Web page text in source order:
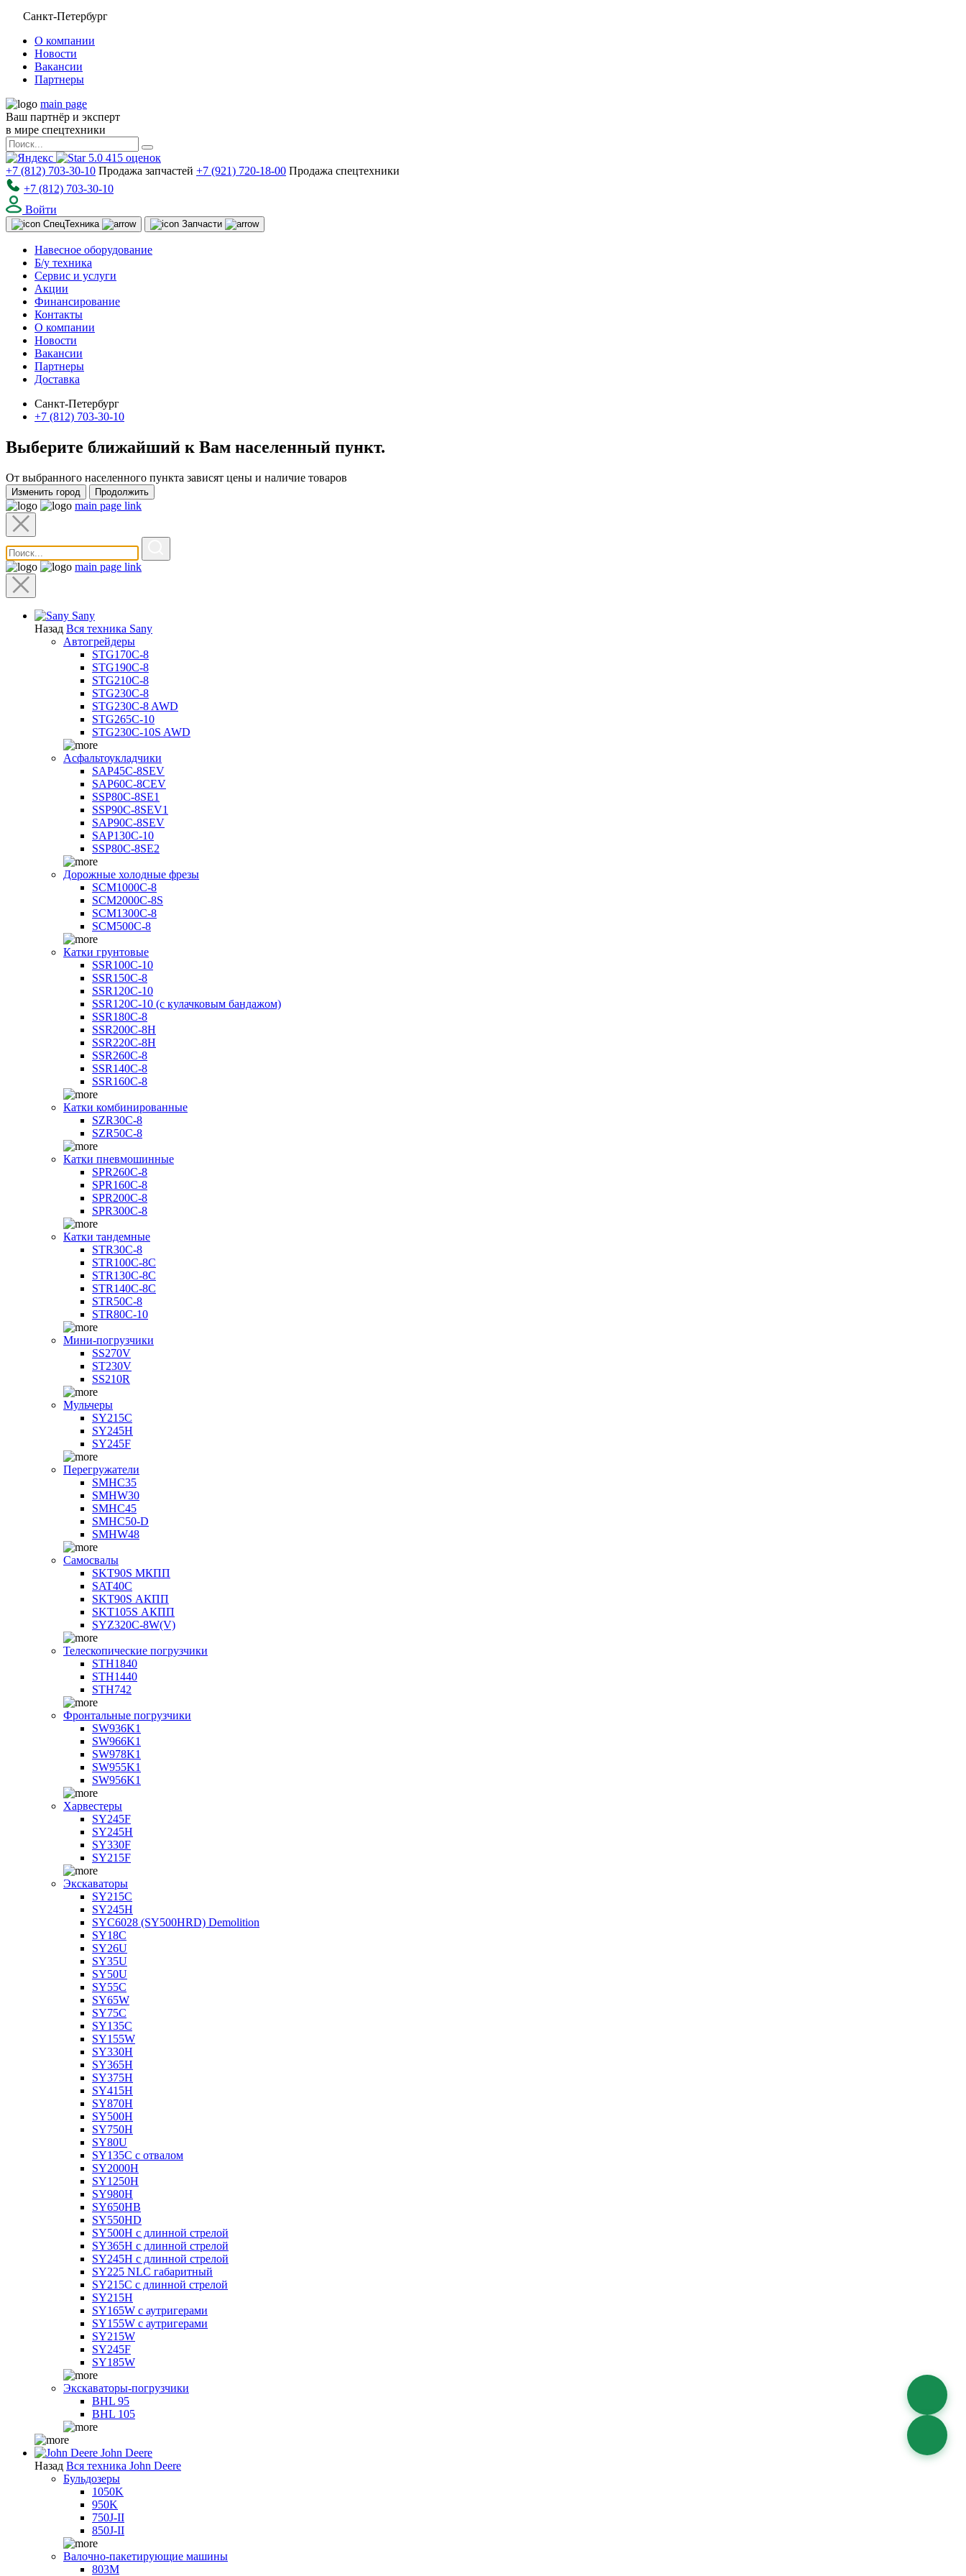
Санкт-Петербург
О компании
Новости
Вакансии
Партнеры
main page
Ваш партнёр и эксперт
в мире спецтехники
5.0 415 оценок
+7 (812) 703-30-10 Продажа запчастей +7 (921) 720-18-00 Продажа спецтехники
+7 (812) 703-30-10
Войти
СпецТехника Запчасти
Навесное оборудование
Б/у техника
Сервис и услуги
Акции
Финансирование
Контакты
О компании
Новости
Вакансии
Партнеры
Доставка
Санкт-Петербург
+7 (812) 703-30-10
Выберите ближайший к Вам населенный пункт.
От выбранного населенного пункта зависят цены и наличие товаров
Изменить город Продолжить
main page link
main page link
Sany
Назад Вся техника Sany
Автогрейдеры
STG170C-8
STG190C-8
STG210C-8
STG230C-8
STG230C-8 AWD
STG265C-10
STG230C-10S AWD
Асфальтоукладчики
SAP45С-8SEV
SAP60C-8CEV
SSP80C-8SE1
SSP90C-8SEV1
SAP90C-8SEV
SAP130C-10
SSP80C-8SE2
Дорожные холодные фрезы
SCM1000C-8
SCM2000C-8S
SCM1300C-8
SCM500C-8
Катки грунтовые
SSR100C-10
SSR150C-8
SSR120C-10
SSR120C-10 (с кулачковым бандажом)
SSR180C-8
SSR200C-8H
SSR220C-8H
SSR260C-8
SSR140C-8
SSR160C-8
Катки комбинированные
SZR30C-8
SZR50C-8
Катки пневмошинные
SPR260C-8
SPR160C-8
SPR200C-8
SPR300C-8
Катки тандемные
STR30C-8
STR100C-8С
STR130C-8С
STR140C-8С
STR50C-8
STR80C-10
Мини-погрузчики
SS270V
ST230V
SS210R
Мульчеры
SY215C
SY245H
SY245F
Перегружатели
SMHC35
SMHW30
SMHC45
SMHC50-D
SMHW48
Самосвалы
SKT90S МКПП
SAT40C
SKT90S АКПП
SKT105S АКПП
SYZ320C-8W(V)
Телескопические погрузчики
STH1840
STH1440
STH742
Фронтальные погрузчики
SW936K1
SW966K1
SW978K1
SW955K1
SW956K1
Харвестеры
SY245F
SY245H
SY330F
SY215F
Экскаваторы
SY215C
SY245H
SYC6028 (SY500HRD) Demolition
SY18C
SY26U
SY35U
SY50U
SY55C
SY65W
SY75C
SY135C
SY155W
SY330H
SY365H
SY375H
SY415H
SY870H
SY500H
SY750H
SY80U
SY135C с отвалом
SY2000H
SY1250H
SY980H
SY650HB
SY550HD
SY500H с длинной стрелой
SY365H с длинной стрелой
SY245H с длинной стрелой
SY225 NLC габаритный
SY215C с длинной стрелой
SY215H
SY165W с аутригерами
SY155W с аутригерами
SY215W
SY245F
SY185W
Экскаваторы-погрузчики
BHL 95
BHL 105
John Deere
Назад Вся техника John Deere
Бульдозеры
1050K
950K
750J-II
850J-II
Валочно-пакетирующие машины
803M